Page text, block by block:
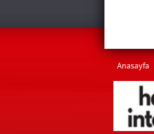
Anasayfa